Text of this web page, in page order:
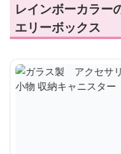
レインボーカラー
エリーボックス